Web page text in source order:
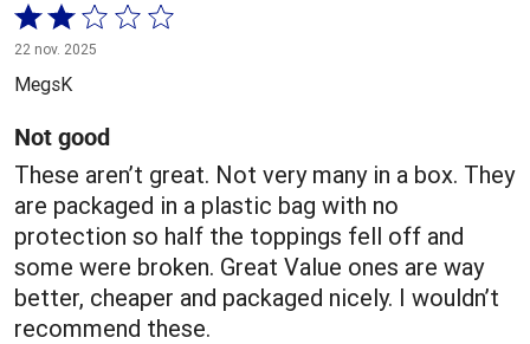
Coté
2 sur
5
22 nov. 2025
MegsK
Not good
These aren’t great. Not very many in a box. They
are packaged in a plastic bag with no
protection so half the toppings fell off and
some were broken. Great Value ones are way
better, cheaper and packaged nicely. I wouldn’t
recommend these.